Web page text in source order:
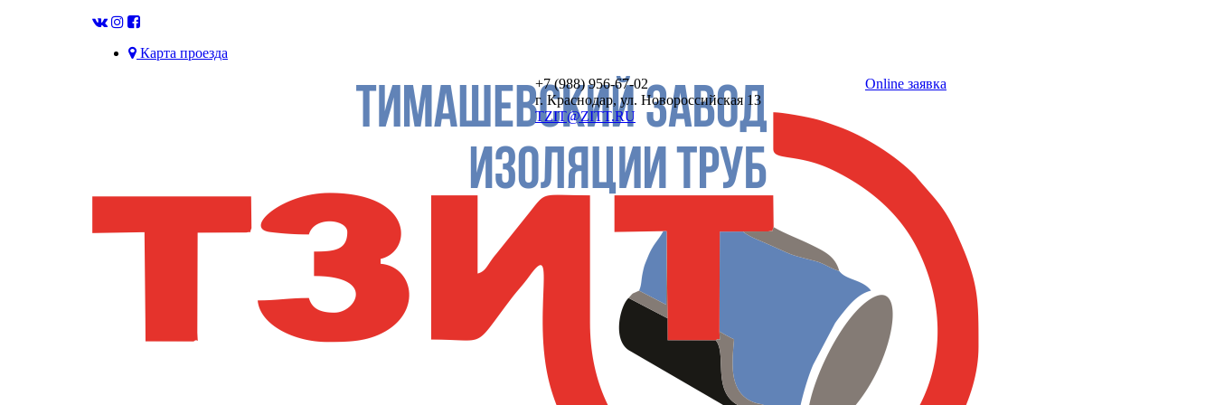
Карта проезда
+7 (988)956-67-02
г. Краснодар, ул. Новороссийская 13
TZIT@ZITT.RU
Online заявка